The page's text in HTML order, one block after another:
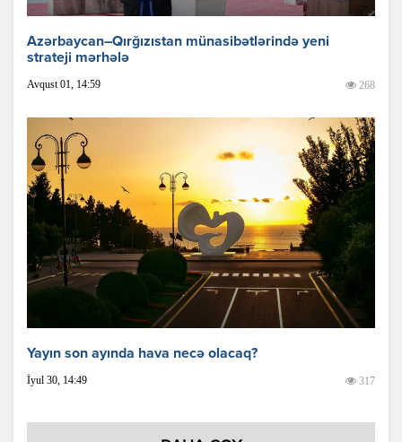
Azərbaycan–Qırğızıstan münasibətlərində yeni
strateji mərhələ
Avqust 01, 14:59 268
Yayın son ayında hava necə olacaq?
İyul 30, 14:49 317